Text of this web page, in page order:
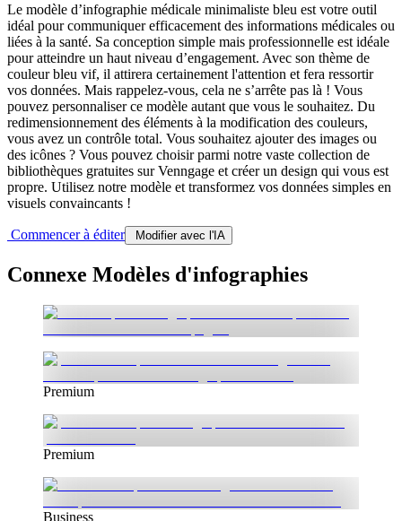
Le modèle d’infographie médicale minimaliste bleu est votre outil
idéal pour communiquer efficacement des informations médicales ou
liées à la santé. Sa conception simple mais professionnelle est idéale
pour atteindre un haut niveau d’engagement. Avec son thème de
couleur bleu vif, il attirera certainement l'attention et fera ressortir
vos données. Mais rappelez-vous, cela ne s’arrête pas là ! Vous
pouvez personnaliser ce modèle autant que vous le souhaitez. Du
redimensionnement des éléments à la modification des couleurs,
vous avez un contrôle total. Vous souhaitez ajouter des images ou
des icônes ? Vous pouvez choisir parmi notre vaste collection de
bibliothèques gratuites sur Venngage et créer un design qui vous est
propre. Utilisez notre modèle et transformez vos données simples en
visuels convaincants !
Commencer à éditer Modifier avec l'IA
Connexe Modèles d'infographies
Premium
Premium
Business